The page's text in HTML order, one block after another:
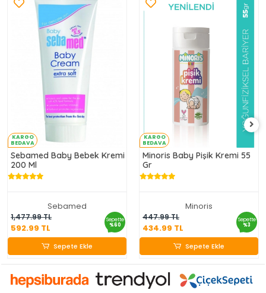
KARGO
BEDAVA
Sebamed Baby Bebek Kremi
200 Ml
Sebamed
1,477.99 TL
592.99 TL
Sepette
%60
592.99 TL
Sepete Ekle
KARGO
BEDAVA
Minoris Baby Pişik Kremi 55
Gr
Minoris
447.99 TL
434.99 TL
Sepette
%3
434.99 TL
Sepete Ekle
Sepete Ekle